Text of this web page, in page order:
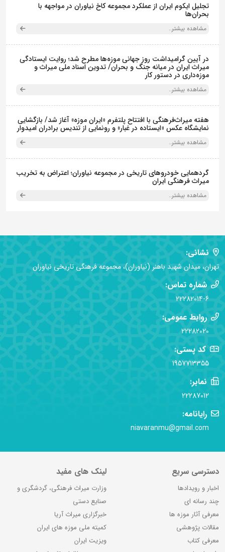
تجلیل ایکوم ایران از عملکرد مجموعه کاخ نیاوران در مواجهه با
بحران‌ها
مشاهده بیشتر..
در آیین گرامیداشت روز جهانی موزه‌ها مطرح شد؛ روایت ایستادگی
میراث ایران در میانه جنگ و بحران/ تدوین اسناد ملی میراث و
موزه‌داری در دستور کار
مشاهده بیشتر..
هفته میراث‌فرهنگی با افتتاح پلتفرم «ایران موزه» آغاز شد/ بازگشایی
نمایشگاه عکس «ایستاده در غبار» و رونمایی از تندیس برادران امیدوار
مشاهده بیشتر..
گردهمایی خودروهای تاریخی در مجموعه نیاوران؛ اعتراض به تخریب
میراث فرهنگی ایران
مشاهده بیشتر..
نشانی:
تهران، میدان شهید باهنر (نیاوران)، مجموعه فرهنگی تاریخی نیاوران
شماره تماس:
22282014-6
روابط عمومی:
22282020
کد پستی:
1957713355
نمابر:
22287012
رایانامه:
niavaranmu@gmail.com
دسترسی سریع
اخبار و رویدادها
چند رسانه ای
معرفی آثار موزه ها
مقالات پژوهشی
معرفی کتاب
لینک های مفید
وزارت میراث فرهنگی، گردشگری و
صنایع دستی
خبرگزاری میراث آریا
کمیته ملی موزه های ایران
ویزیت ایران